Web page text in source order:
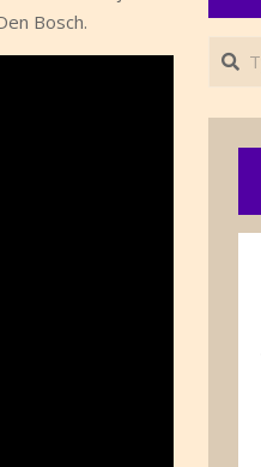
Bosch.
Search